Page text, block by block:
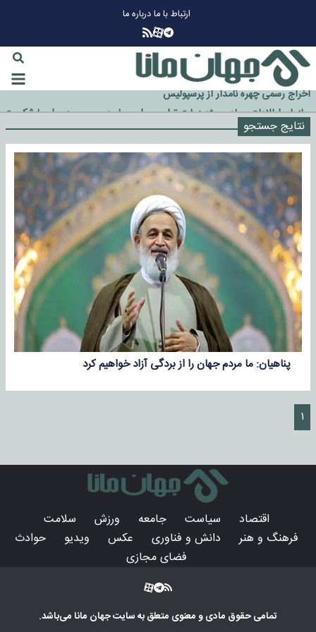
ارتباط با مادرباره ما
گزینه جدایی اوسمار روی میز مدیران پرسپولیس
آیا رئیس جمهور آمریکا قانون را دور می‌زند؟
اخراج رسمی چهره نامدار از پرسپولیس
سازمان اطلاعات سپاه: پروژه دولت ترامپ برای مهار چین، روسیه و اروپا شکست
خورد
نتایج جستجو
پناهیان: ما مردم جهان را از بردگی آزاد خواهیم کرد
۱
اقتصاد سیاست جامعه ورزش
سلامت
فرهنگ و هنر
دانش و فناوری عکس ویدیو
حوادث
فضای مجازی
تمامی حقوق مادی و معنوی متعلق به سایتجهان مانامی‌باشد.